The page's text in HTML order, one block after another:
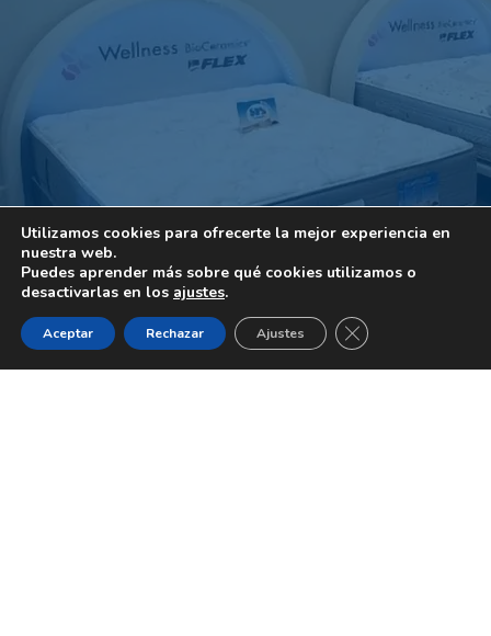
Utilizamos cookies para ofrecerte la mejor experiencia en
nuestra web.
Puedes aprender más sobre qué cookies utilizamos o
desactivarlas en los ajustes.
Aceptar Rechazar Ajustes CERRAR EL